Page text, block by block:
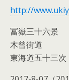
http://
冨嶽三十
木曾街
東海道五十